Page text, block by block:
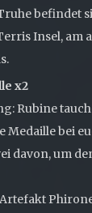
befindet
Insel, am
x2
Rubine
Medaille bei
davon, um